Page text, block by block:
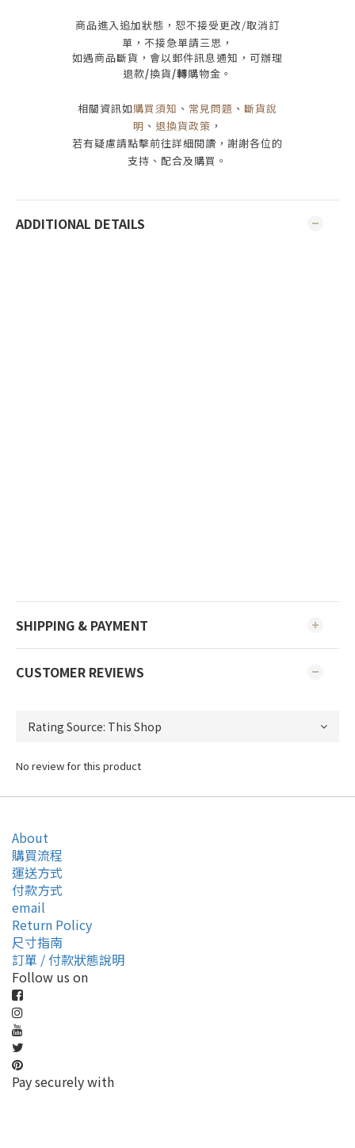
商品進入追加狀態，恕不接受更改/取消訂
單， 不接急單請三思 ，
如遇商品斷貨，會以郵件訊息通知，可辦理
退款/換貨/轉購物金。
相關資訊如購買須知 、 常見問題 、 斷貨說
明 、 退換貨政策 ，
若有疑慮請點擊前往詳細閱讀，謝謝各位的
支持、配合及購買 。
ADDITIONAL DETAILS
SHIPPING & PAYMENT
CUSTOMER REVIEWS
No review for this product
About
購買流程
運送方式
付款方式
email
Return Policy
尺寸指南
訂單 / 付款狀態說明
Follow us on
Pay securely with